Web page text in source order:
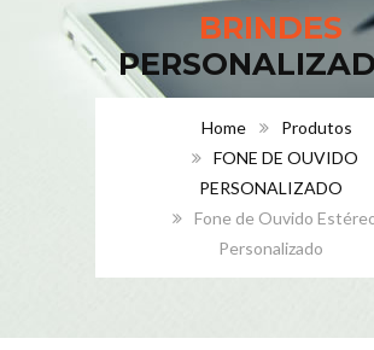
BRINDES
Home
Produtos
FONE DE OUVIDO
PERSONALIZADO
Fone de Ouvido
Personalizado